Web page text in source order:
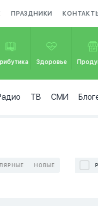
ПРАЗДНИКИ
Здоровье
ТВ СМИ
НОВЫЕ